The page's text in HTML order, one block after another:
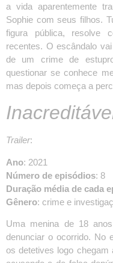
a vida aparentemente
Sophie com seus filhos.
figura pública, resolve
recentes. O escândalo
de um crime de
questionar se conhece
mas depois começa a
Trailer:
Ano: 2021
Número de episódios: 8
Duração média de cada
Gênero: crime e
Uma menina de 18
denunciar o ocorrido. No
os detetives logo chegam